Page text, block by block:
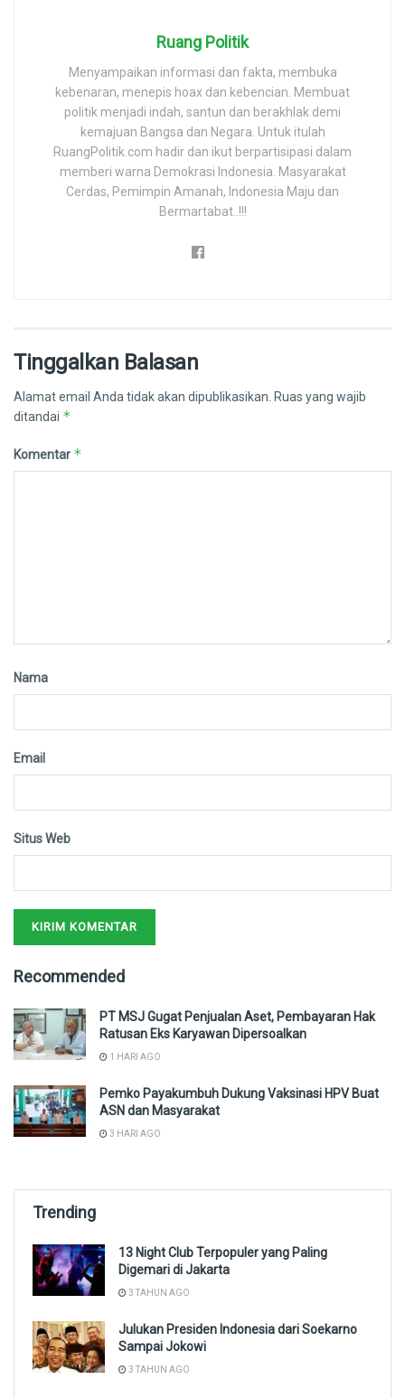
Ruang Politik
Menyampaikan informasi dan fakta, membuka
kebenaran, menepis hoax dan kebencian. Membuat
politik menjadi indah, santun dan berakhlak demi
kemajuan Bangsa dan Negara. Untuk itulah
RuangPolitik.com hadir dan ikut berpartisipasi dalam
memberi warna Demokrasi Indonesia. Masyarakat
Cerdas, Pemimpin Amanah, Indonesia Maju dan
Bermartabat..!!!
Tinggalkan Balasan
Alamat email Anda tidak akan dipublikasikan. Ruas yang wajib
ditandai *
Komentar *
Nama
Email
Situs Web
Recommended
PT MSJ Gugat Penjualan Aset, Pembayaran Hak
Ratusan Eks Karyawan Dipersoalkan
1 HARI AGO
Pemko Payakumbuh Dukung Vaksinasi HPV Buat
ASN dan Masyarakat
3 HARI AGO
Trending
13 Night Club Terpopuler yang Paling
Digemari di Jakarta
3 TAHUN AGO
Julukan Presiden Indonesia dari Soekarno
Sampai Jokowi
3 TAHUN AGO